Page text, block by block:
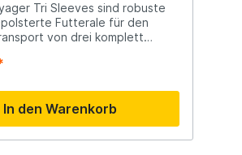
Tri Sleeves sind robuste
Futterale für den
von drei komplett
ausreichend Platz für
schützt die Ausrüstung
Transport und bei der
In den Warenkorb